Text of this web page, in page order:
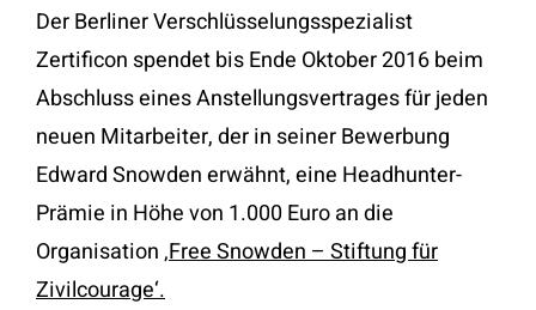
Der Berliner Verschlüsselungsspezialist
Zertificon spendet bis Ende Oktober 2016 beim
Abschluss eines Anstellungsvertrages für jeden
neuen Mitarbeiter, der in seiner Bewerbung
Edward Snowden erwähnt, eine Headhunter-
Prämie in Höhe von 1.000 Euro an die
Organisation‚Free Snowden – Stiftung für
Zivilcourage‘.